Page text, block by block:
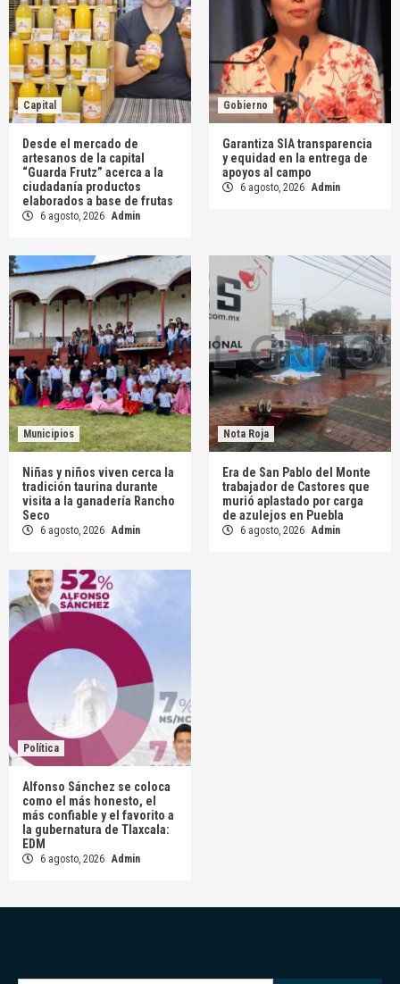
Capital
Desde el mercado de
artesanos de la capital
“Guarda Frutz” acerca a la
ciudadanía productos
elaborados a base de frutas
6 agosto, 2026 Admin
Gobierno
Garantiza SIA transparencia
y equidad en la entrega de
apoyos al campo
6 agosto, 2026 Admin
Municipios
Niñas y niños viven cerca la
tradición taurina durante
visita a la ganadería Rancho
Seco
6 agosto, 2026 Admin
Nota Roja
Era de San Pablo del Monte
trabajador de Castores que
murió aplastado por carga
de azulejos en Puebla
6 agosto, 2026 Admin
Política
Alfonso Sánchez se coloca
como el más honesto, el
más confiable y el favorito a
la gubernatura de Tlaxcala:
EDM
6 agosto, 2026 Admin